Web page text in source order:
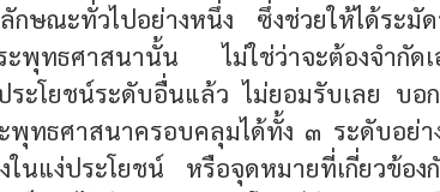
ษณะทั่วไปอย่างหนึ่ง ซึ่งช่วยให้ได้ระมัด
ะพุทธศาสนานั้น ไม่ใช่ว่าจะต้องจำกัดเ
ระโยชน์ระดับอื่นแล้ว ไม่ยอมรับเลย บอ
ทธศาสนาครอบคลุมได้ทั้ง ๓ ระดับอย่า
นแง่ประโยชน์ หรือจุดหมายที่เกี่ยวข้อง